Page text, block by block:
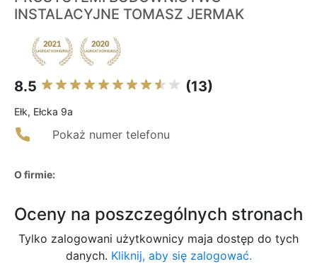
INSTALACYJNE TOMASZ JERMAK
8.5 (13)
Ełk, Ełcka 9a
Pokaż numer telefonu
O firmie:
Oceny na poszczególnych stronach
Tylko zalogowani użytkownicy maja dostęp do tych
danych. Kliknij, aby się zalogować.